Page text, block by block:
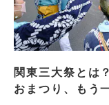
関東三大祭とは
おまつり、もう